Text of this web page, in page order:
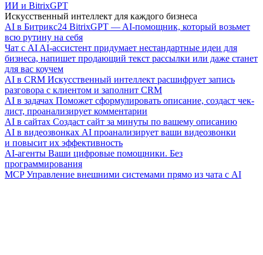
ИИ и BitrixGPT
Искусственный интеллект для каждого бизнеса
AI в Битрикс24 BitrixGPT — AI-помощник, который возьмет
всю рутину на себя
Чат с AI AI-ассистент придумает нестандартные идеи для
бизнеса, напишет продающий текст рассылки или даже станет
для вас коучем
AI в CRM Искусственный интеллект расшифрует запись
разговора с клиентом и заполнит CRM
AI в задачах Поможет сформулировать описание, создаст чек-
лист, проанализирует комментарии
AI в сайтах Создаст сайт за минуты по вашему описанию
AI в видеозвонках AI проанализирует ваши видеозвонки
и повысит их эффективность
AI-агенты Ваши цифровые помощники. Без
программирования
MCP Управление внешними системами прямо из чата с AI